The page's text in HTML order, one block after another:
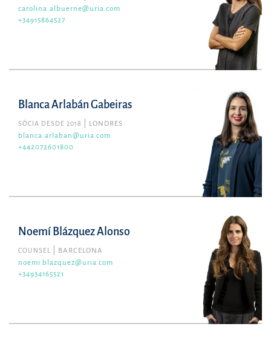
carolina.albuerne@uria.com
+34915864527
Blanca Arlabán Gabeiras
SÓCIA DESDE 2018
LONDRES
blanca.arlaban@uria.com
+442072601800
Noemí Blázquez Alonso
COUNSEL
BARCELONA
noemi.blazquez@uria.com
+34934165521